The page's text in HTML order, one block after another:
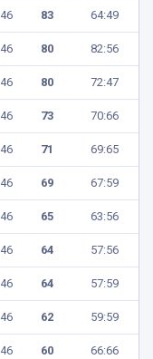
46 83 64:49
46 80 82:56
46 80 72:47
46 73 70:66
46 71 69:65
46 69 67:59
46 65 63:56
46 64 57:56
46 64 57:59
46 62 59:59
46 60 66:66